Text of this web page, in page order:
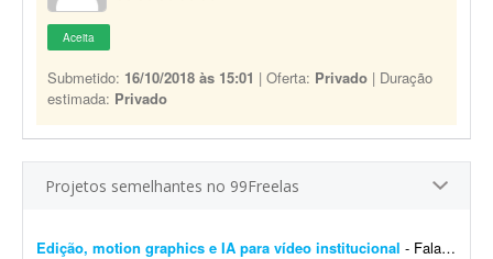
Aceita
Submetido: 16/10/2018 às 15:01 | Oferta: Privado | Duração
estimada: Privado
Projetos semelhantes no 99Freelas
Edição, motion graphics e IA para vídeo institucional - Fala, pessoal! A Raja Hidráulicos está com um projeto legal de vídeo institucional e precisamos de alguém que dê conta de umas 3 frentes: - Trechos feitos com IA ...